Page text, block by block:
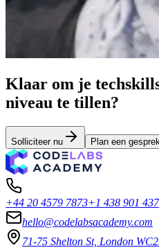
Klaar om je
niveau te tillen?
Solliciteer nu Plan een gesprek
+44 20 4579 7873+1 438 901
hello@codelabsacademy.com
71-75 Shelton St, London